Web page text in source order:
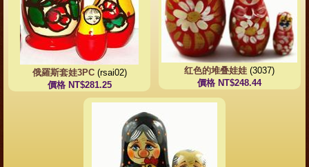
俄羅斯套娃3PC(rsai02)
價格 NT$281.25
红色的堆叠娃娃 (3037)
價格 NT$248.44